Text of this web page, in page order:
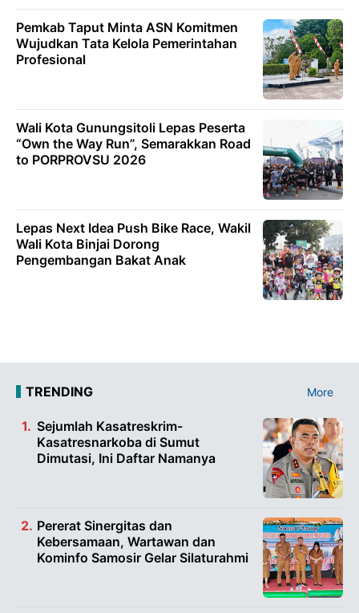
Pemkab Taput Minta ASN Komitmen
Wujudkan Tata Kelola Pemerintahan
Profesional
Wali Kota Gunungsitoli Lepas Peserta
“Own the Way Run”, Semarakkan Road
to PORPROVSU 2026
Lepas Next Idea Push Bike Race, Wakil
Wali Kota Binjai Dorong
Pengembangan Bakat Anak
TRENDING More
Sejumlah Kasatreskrim-
Kasatresnarkoba di Sumut
Dimutasi, Ini Daftar Namanya
Pererat Sinergitas dan
Kebersamaan, Wartawan dan
Kominfo Samosir Gelar Silaturahmi